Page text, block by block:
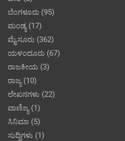
ಬೆಂಗಳೂರು (95)
ಮಂಡ್ಯ(17)
ಮೈಸೂರು (362)
ಯಳಂದೂರು (67)
ರಾಜಕೀಯ (3)
ರಾಜ್ಯ(10)
ಲೇಖನಗಳು (22)
ವಾಣಿಜ್ಯ(1)
ಸಿನಿಮಾ (5)
ಸುದ್ದಿಗಳು (1)